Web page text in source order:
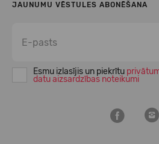
JAUNUMU VĒSTULES ABONĒŠANA
Esmu izlasījis un piekrītu
datu aizsardzības noteikumi